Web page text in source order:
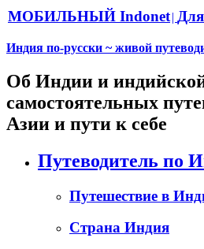
МОБИЛЬНЫЙ Indonet|
Индия по-русски ~ живой
Об Индии и
самостоятельных
Азии и пути к себе
Путеводитель по
Путешествие в
Страна Индия